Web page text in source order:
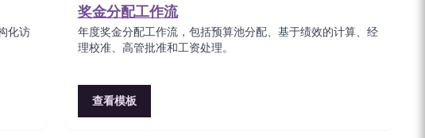
化访
奖金分配工作流
年度奖金分配工作流，包括预算池分配、基于绩效的计算、经
理校准、高管批准和工资处理。
查看模板